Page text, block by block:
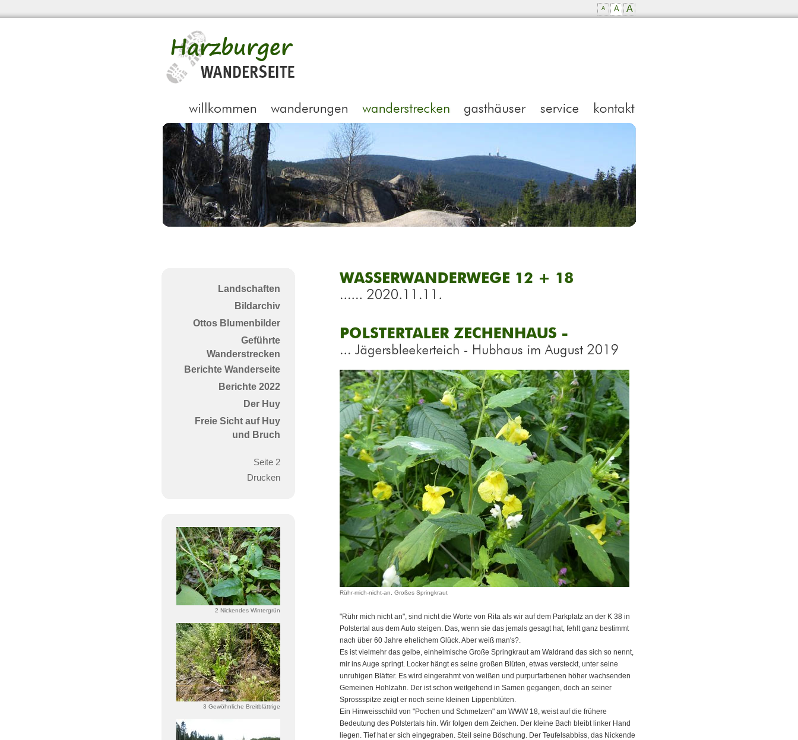
A A A
Landschaften
Bildarchiv
Ottos Blumenbilder
Geführte
Wanderstrecken
Berichte Wanderseite
Berichte 2022
Der Huy
Freie Sicht auf Huy
und Bruch
Seite 2
Drucken
2 Nickendes Wintergrün
3 Gewöhnliche Breitblättrige
WasserWanderWege
12
18......
2020.11.11.
Polstertaler
Zechenhaus
-...
Jägersbleekerteich
-
Hubhaus
im
August
2019
Rühr-mich-nicht-an, Großes Springkraut
"Rühr mich nicht an", sind nicht die Worte von Rita als wir auf dem Parkplatz an der K 38 in
Polstertal aus dem Auto steigen. Das, wenn sie das jemals gesagt hat, fehlt ganz bestimmt
nach über 60 Jahre ehelichem Glück. Aber weiß man's?.
Es ist vielmehr das gelbe, einheimische Große Springkraut am Waldrand das sich so nennt,
mir ins Auge springt. Locker hängt es seine großen Blüten, etwas versteckt, unter seine
unruhigen Blätter. Es wird eingerahmt von weißen und purpurfarbenen höher wachsenden
Gemeinen Hohlzahn. Der ist schon weitgehend in Samen gegangen, doch an seiner
Sprossspitze zeigt er noch seine kleinen Lippenblüten.
Ein Hinweisschild von "Pochen und Schmelzen" am WWW 18, weist auf die frühere
Bedeutung des Polstertals hin. Wir folgen dem Zeichen. Der kleine Bach bleibt linker Hand
liegen. Tief hat er sich eingegraben. Steil seine Böschung. Der Teufelsabbiss, das Nickende